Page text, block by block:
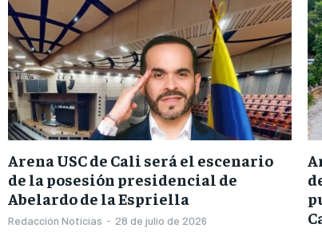
Arena USC de Cali será el escenario
de la posesión presidencial de
Abelardo de la Espriella
Redacción Noticias - 28 de julio de 2026